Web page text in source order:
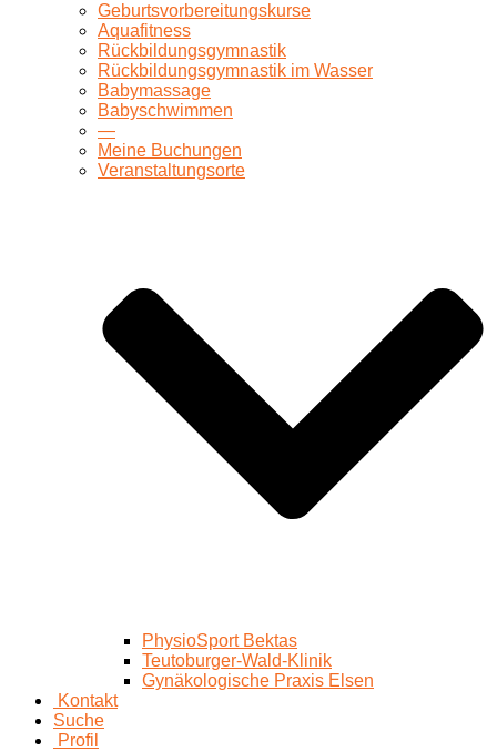
Geburtsvorbereitungskurse
Aquafitness
Rückbildungsgymnastik
Rückbildungsgymnastik im Wasser
Babymassage
Babyschwimmen
—
Meine Buchungen
Veranstaltungsorte
PhysioSport Bektas
Teutoburger-Wald-Klinik
Gynäkologische Praxis Elsen
Kontakt
Suche
Profil